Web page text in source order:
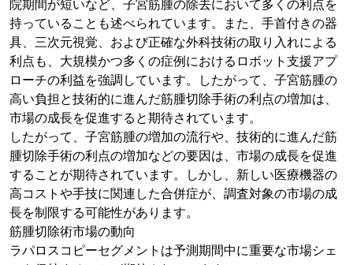
院期間が短いなど、子宮筋腫の除去において多くの利点を
持っていることも述べられています。また、手首付きの器
具、三次元視覚、および正確な外科技術の取り入れによる
利点も、大規模かつ多くの症例におけるロボット支援アプ
ローチの利益を強調しています。したがって、子宮筋腫の
高い負担と技術的に進んだ筋腫切除手術の利点の増加は、
市場の成長を促進すると期待されています。
したがって、子宮筋腫の増加の流行や、技術的に進んだ筋
腫切除手術の利点の増加などの要因は、市場の成長を促進
することが期待されています。しかし、新しい医療機器の
高コストや手技に関連した合併症が、調査対象の市場の成
長を制限する可能性があります。
筋腫切除術市場の動向
ラパロスコピーセグメントは予測期間中に重要な市場シェ